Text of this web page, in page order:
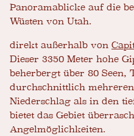
Panoramablicke auf die
Wüsten von Utah.
direkt außerhalb von
Dieser 3350 Meter hohe
beherbergt über 80 Seen,
durchschnittlich
Niederschlag als in den
bietet das Gebiet
Angelmöglichkeiten.